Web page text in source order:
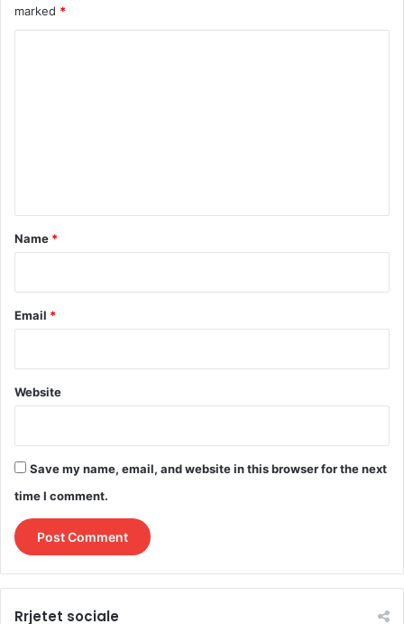
marked *
*
Name *
Email *
Website
Save my name, email, and website in this browser for the next
time I comment.
Rrjetet sociale